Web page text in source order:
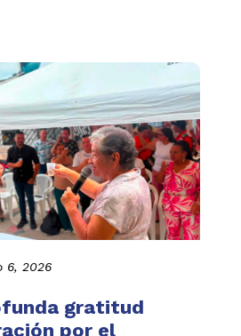
6, 2026
gratitud
por el